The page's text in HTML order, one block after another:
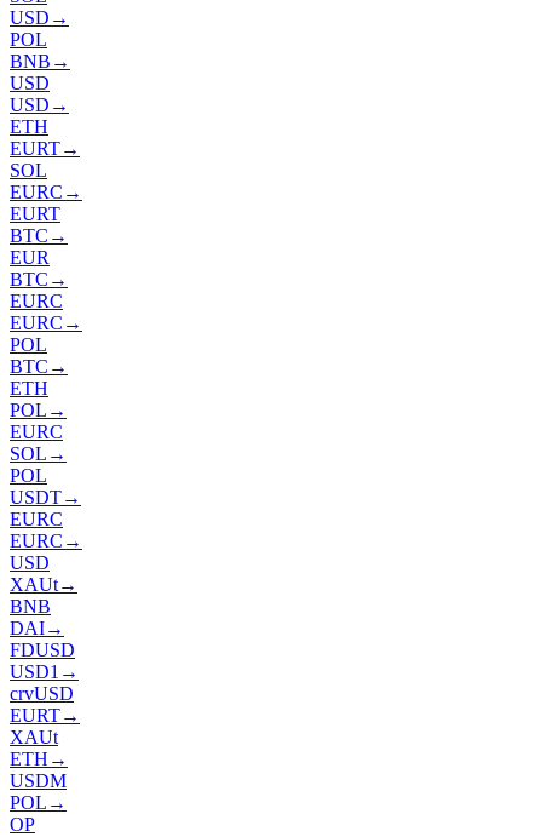
USD →
POL
BNB →
USD
USD →
ETH
EURT→
SOL
EURC →
EURT
BTC →
EUR
BTC →
EURC
EURC →
POL
BTC →
ETH
POL →
EURC
SOL →
POL
USDT→
EURC
EURC →
USD
XAUt→
BNB
DAI→
FDUSD
USD1 →
crvUSD
EURT→
XAUt
ETH →
USDM
POL →
OP